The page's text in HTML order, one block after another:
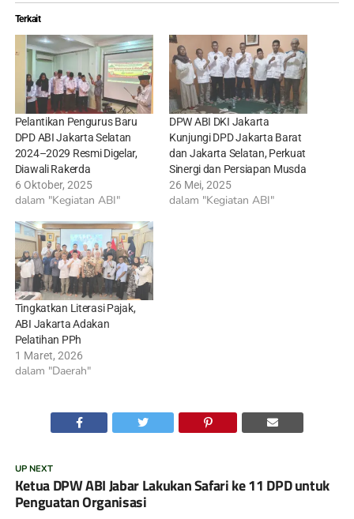
Terkait
Pelantikan Pengurus Baru
DPD ABI Jakarta Selatan
2024–2029 Resmi Digelar,
Diawali Rakerda
6 Oktober, 2025
dalam "Kegiatan ABI"
DPW ABI DKI Jakarta
Kunjungi DPD Jakarta Barat
dan Jakarta Selatan, Perkuat
Sinergi dan Persiapan Musda
26 Mei, 2025
dalam "Kegiatan ABI"
Tingkatkan Literasi Pajak,
ABI Jakarta Adakan
Pelatihan PPh
1 Maret, 2026
dalam "Daerah"
UP NEXT
Ketua DPW ABI Jabar Lakukan Safari ke 11 DPD untuk
Penguatan Organisasi